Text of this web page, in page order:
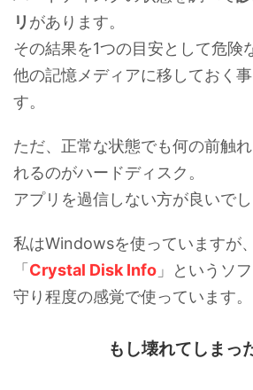
リ があります。
その結果を1つの目安として危険
他の記憶メディアに移しておく
す。
ただ、正常な状態でも何の前触
れるのがハードディスク。
アプリを過信しない方が良いでし
私はWindowsを使っていますが
「 Crystal Disk Info 」というソ
守り程度の感覚で使っています。
もし壊れてしまっ